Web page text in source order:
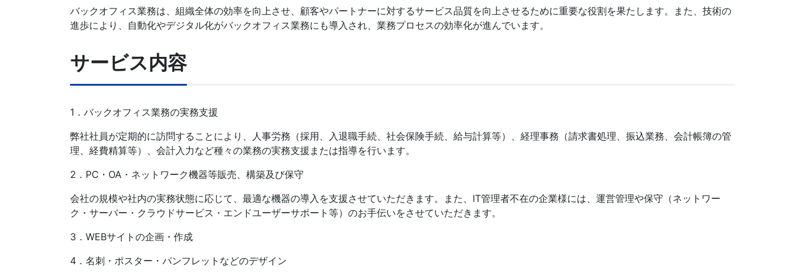
バックオフィス業務は、組織全体の効率を向上させ、顧客やパートナーに対するサービス品質を向上させるために重要な役割を果たします。また、技術の
進歩により、自動化やデジタル化がバックオフィス業務にも導入され、業務プロセスの効率化が進んでいます。
サービス内容
1．バックオフィス業務の実務支援
弊社社員が定期的に訪問することにより、人事労務（採用、入退職手続、社会保険手続、給与計算等）、経理事務（請求書処理、振込業務、会計帳簿の管
理、経費精算等）、会計入力など種々の業務の実務支援または指導を行います。
2．PC・OA・ネットワーク機器等販売、構築及び保守
会社の規模や社内の実務状態に応じて、最適な機器の導入を支援させていただきます。また、IT管理者不在の企業様には、運営管理や保守（ネットワー
ク・サーバー・クラウドサービス・エンドユーザーサポート等）のお手伝いをさせていただきます。
3．WEBサイトの企画・作成
4．名刺・ポスター・パンフレットなどのデザイン